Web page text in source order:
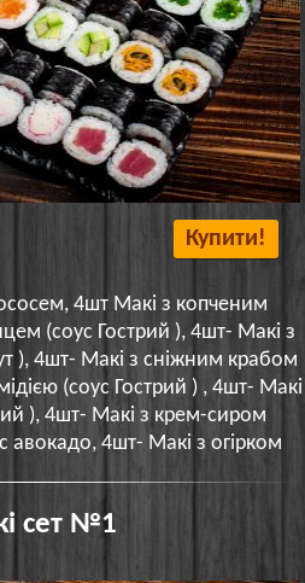
Купити!
4шт Макі з копченим
(соус Гострий ), 4шт- Макі з
), 4шт- Макі з сніжним крабом
(соус Гострий ) , 4шт- Макі
), 4шт- Макі з крем-сиром
авокадо, 4шт- Макі з огірком
сет №1